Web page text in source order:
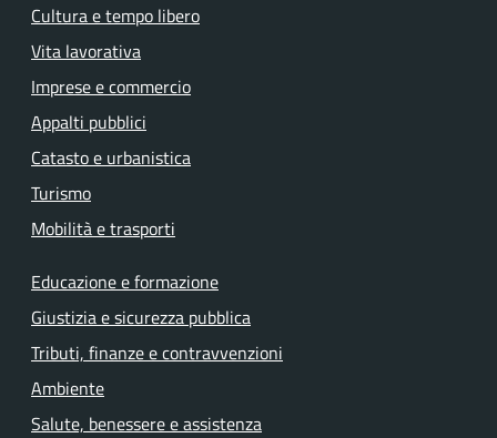
Cultura e tempo libero
Vita lavorativa
Imprese e commercio
Appalti pubblici
Catasto e urbanistica
Turismo
Mobilità e trasporti
Educazione e formazione
Giustizia e sicurezza pubblica
Tributi, finanze e contravvenzioni
Ambiente
Salute, benessere e assistenza